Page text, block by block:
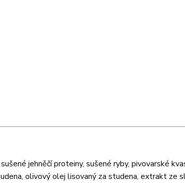
jehněčí proteiny, sušené ryby, pivovarské
olivový olej lisovaný za studena, extrakt ze